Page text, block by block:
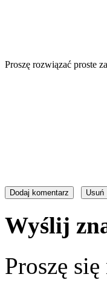
Proszę rozwiązać proste
Wyślij
Proszę